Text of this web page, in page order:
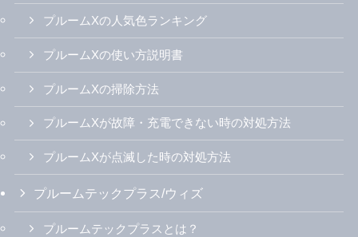
プルームXの人気色ランキング
プルームXの使い方説明書
プルームXの掃除方法
プルームXが故障・充電できない時の対処方法
プルームXが点滅した時の対処方法
プルームテックプラス/ウィズ
プルームテックプラスとは？